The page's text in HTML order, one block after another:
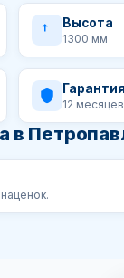
Высота
1300 мм
Гарантия
12 месяцев